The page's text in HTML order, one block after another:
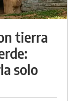
tierra
solo